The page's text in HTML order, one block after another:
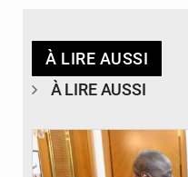
À LIRE AUSSI
À LIRE AUSSI